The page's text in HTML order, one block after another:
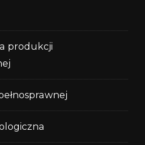
produkcji